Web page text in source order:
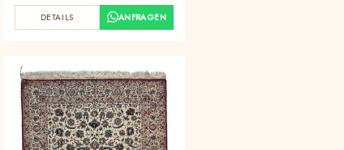
DETAILS ANFRAGEN